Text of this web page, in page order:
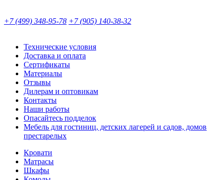
+7 (499) 348-95-78 +7 (905) 140-38-32
Технические условия
Доставка и оплата
Сертификаты
Материалы
Отзывы
Дилерам и оптовикам
Контакты
Наши работы
Опасайтесь подделок
Мебель для гостиниц, детских лагерей и садов, домов
престарелых
Кровати
Матрасы
Шкафы